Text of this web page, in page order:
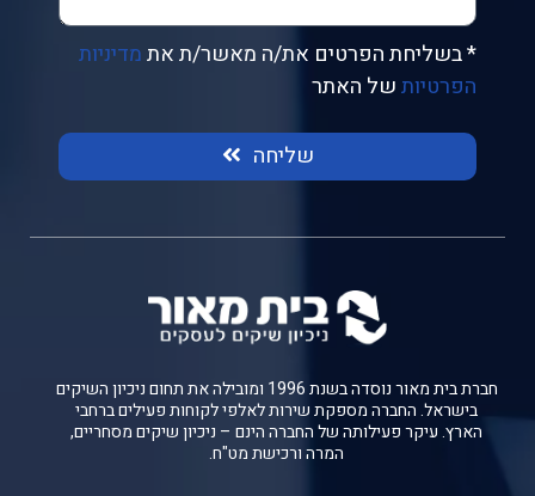
* בשליחת הפרטים את/ה מאשר/ת אתמדיניות
הפרטיותשל האתר
שליחה
חברת בית מאור נוסדה בשנת 1996 ומובילה את תחום ניכיון השיקים
בישראל. החברה מספקת שירות לאלפי לקוחות פעילים ברחבי
הארץ. עיקר פעילותה של החברה הינם – ניכיון שיקים מסחריים,
המרה ורכישת מט"ח.